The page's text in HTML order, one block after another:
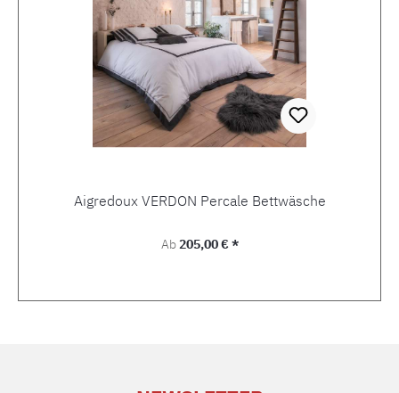
Aigredoux VERDON Percale Bettwäsche
Regulärer Preis:
Ab205,00 € *